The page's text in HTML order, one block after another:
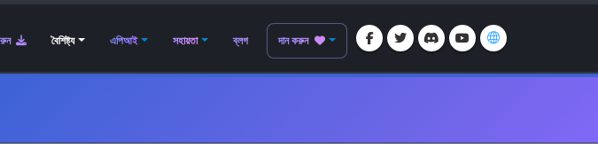
বৈশিষ্ট্য এপিআই সহায়তা ব্লগ দান করুন